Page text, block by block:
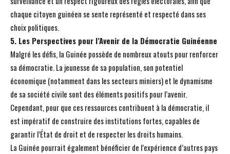
chaque citoyen guinéen se sente représenté et respecté dans ses
choix politiques.
5. Les Perspectives pour l’Avenir de la Démocratie Guinéenne
Malgré les défis, la Guinée possède de nombreux atouts pour renforcer
sa démocratie. La jeunesse de sa population, son potentiel
économique (notamment dans les secteurs miniers) et le dynamisme
de sa société civile sont des éléments positifs pour l’avenir.
Cependant, pour que ces ressources contribuent à la démocratie, il
est impératif de construire des institutions fortes, capables de
garantir l’État de droit et de respecter les droits humains.
La Guinée pourrait également bénéficier de l’expérience d’autres pays